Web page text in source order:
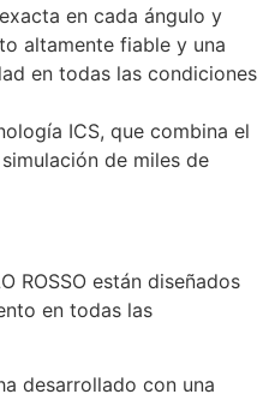
en cada ángulo y
altamente fiable y una
en todas las condiciones
ICS, que combina el
de miles de
ROSSO están diseñados
en todas las
desarrollado con una